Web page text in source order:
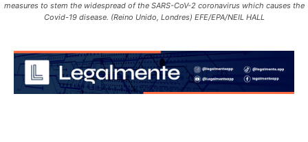
measures to stem the widespread of the SARS-CoV-2 coronavirus which causes the
Covid-19 disease. (Reino Unido, Londres) EFE/EPA/NEIL HALL